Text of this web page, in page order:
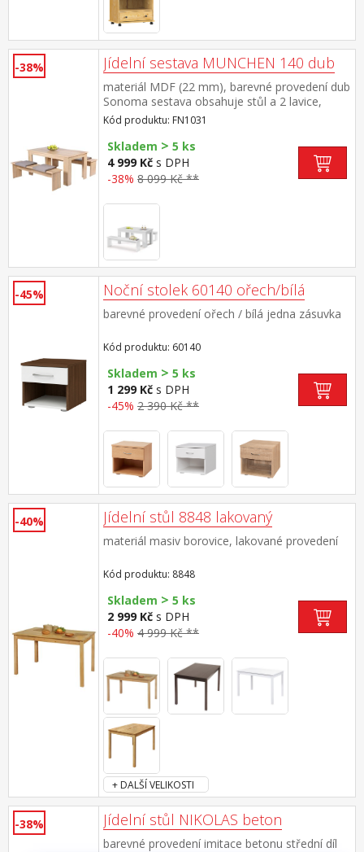
-38% Jídelní sestava MUNCHEN 140 dub
materiál MDF (22 mm), barevné provedení dub
Sonoma sestava obsahuje stůl a 2 lavice,
každá lavice je určená pro 2 osoby
doporučená nosnost jedné lavice je do 180 kg
rozměr stolu (š/h/v) 140 × 80 × 75 cm, rozměr
lavice (š/h/v) 140 × 37 × 45 cm cena je bez
sedáků a bez dekorací
Kód produktu: FN1031
Skladem > 5 ks
4 999 Kč s DPH
-38% 8 099 Kč **
-45% Noční stolek 60140 ořech/bílá
barevné provedení ořech / bílá jedna zásuvka
Kód produktu: 60140
Skladem > 5 ks
1 299 Kč s DPH
-45% 2 390 Kč **
-40% Jídelní stůl 8848 lakovaný
materiál masiv borovice, lakované provedení
Kód produktu: 8848
Skladem > 5 ks
2 999 Kč s DPH
-40% 4 999 Kč **
+ DALŠÍ VELIKOSTI
-38% Jídelní stůl NIKOLAS beton
barevné provedení imitace betonu střední díl